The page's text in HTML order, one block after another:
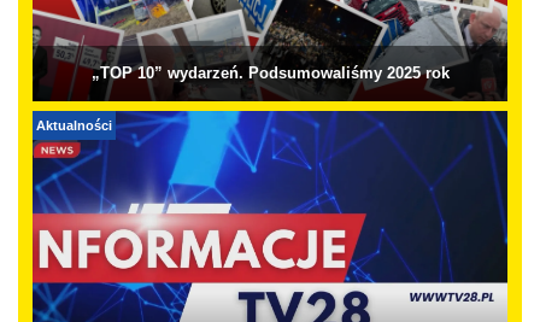
„TOP 10” wydarzeń. Podsumowaliśmy 2025 rok
Aktualności